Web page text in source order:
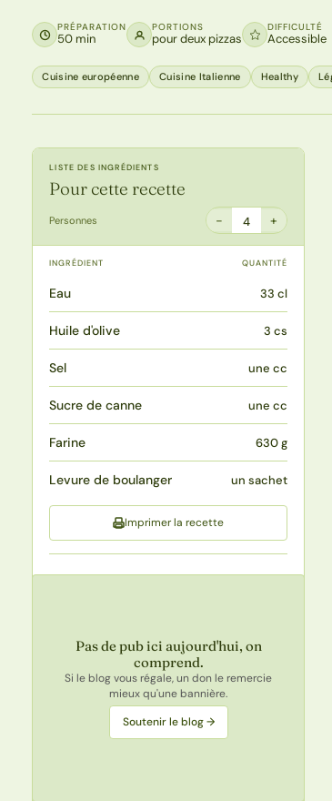
PRÉPARATION
50 min
PORTIONS
pour deux pizzas
DIFFICULTÉ
Accessible
Cuisine européenne Cuisine Italienne Healthy
LISTE DES INGRÉDIENTS
Pour cette recette
Personnes − 4 +
INGRÉDIENT QUANTITÉ
Eau 33 cl
Huile d'olive 3 cs
Sel une cc
Sucre de canne une cc
Farine 630 g
Levure de boulanger un sachet
Imprimer la recette
Pas de pub ici aujourd'hui, on
comprend.
Si le blog vous régale, un don le remercie
mieux qu'une bannière.
Soutenir le blog →